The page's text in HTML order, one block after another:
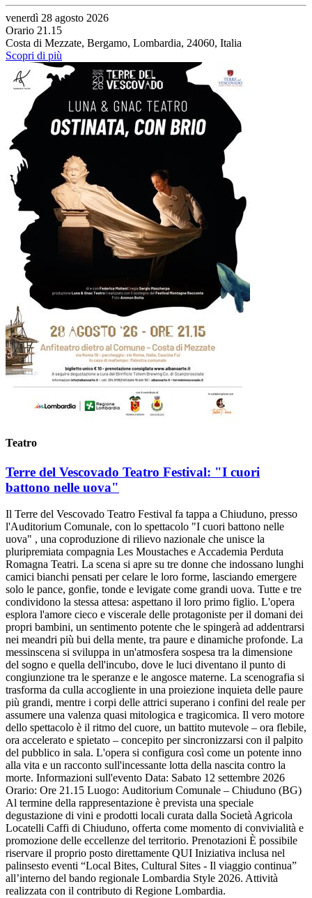
venerdì 28 agosto 2026
Orario 21.15
Costa di Mezzate, Bergamo, Lombardia, 24060, Italia
Scopri di più
Teatro
Terre del Vescovado Teatro Festival: "I cuori
battono nelle uova"
Il Terre del Vescovado Teatro Festival fa tappa a Chiuduno, presso
l'Auditorium Comunale, con lo spettacolo "I cuori battono nelle
uova" , una coproduzione di rilievo nazionale che unisce la
pluripremiata compagnia Les Moustaches e Accademia Perduta
Romagna Teatri. La scena si apre su tre donne che indossano lunghi
camici bianchi pensati per celare le loro forme, lasciando emergere
solo le pance, gonfie, tonde e levigate come grandi uova. Tutte e tre
condividono la stessa attesa: aspettano il loro primo figlio. L'opera
esplora l'amore cieco e viscerale delle protagoniste per il domani dei
propri bambini, un sentimento potente che le spingerà ad addentrarsi
nei meandri più bui della mente, tra paure e dinamiche profonde. La
messinscena si sviluppa in un'atmosfera sospesa tra la dimensione
del sogno e quella dell'incubo, dove le luci diventano il punto di
congiunzione tra le speranze e le angosce materne. La scenografia si
trasforma da culla accogliente in una proiezione inquieta delle paure
più grandi, mentre i corpi delle attrici superano i confini del reale per
assumere una valenza quasi mitologica e tragicomica. Il vero motore
dello spettacolo è il ritmo del cuore, un battito mutevole – ora flebile,
ora accelerato e spietato – concepito per sincronizzarsi con il palpito
del pubblico in sala. L'opera si configura così come un potente inno
alla vita e un racconto sull'incessante lotta della nascita contro la
morte. Informazioni sull'evento Data: Sabato 12 settembre 2026
Orario: Ore 21.15 Luogo: Auditorium Comunale – Chiuduno (BG)
Al termine della rappresentazione è prevista una speciale
degustazione di vini e prodotti locali curata dalla Società Agricola
Locatelli Caffi di Chiuduno, offerta come momento di convivialità e
promozione delle eccellenze del territorio. Prenotazioni È possibile
riservare il proprio posto direttamente QUI Iniziativa inclusa nel
palinsesto eventi “Local Bites, Cultural Sites - Il viaggio continua”
all’interno del bando regionale Lombardia Style 2026. Attività
realizzata con il contributo di Regione Lombardia.